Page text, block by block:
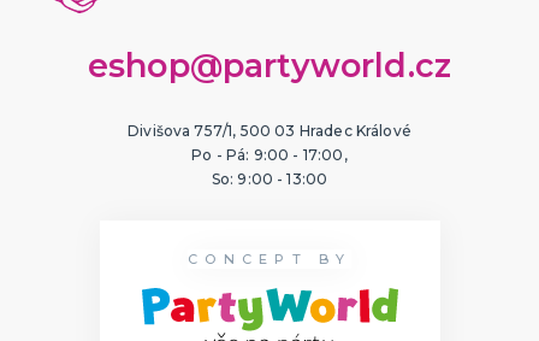
eshop@partyworld.cz
Divišova 757/1, 500 03 Hradec Králové
Po - Pá: 9:00 - 17:00,
So: 9:00 - 13:00
CONCEPT BY